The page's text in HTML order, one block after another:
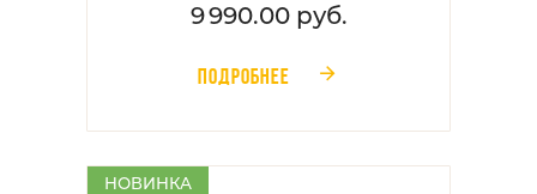
9 990.00 руб.
ПОДРОБНЕЕ 󰁔
НОВИНКА